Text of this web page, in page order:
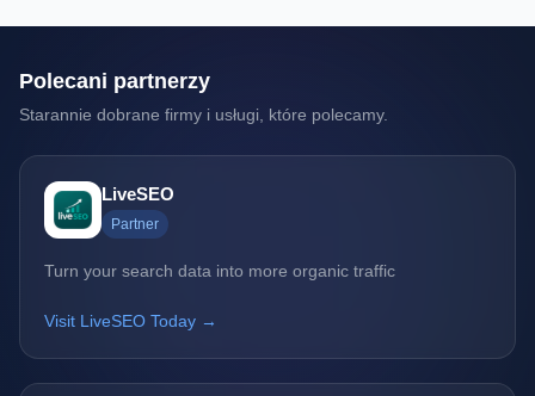
Polecani partnerzy
Starannie dobrane firmy i usługi, które polecamy.
LiveSEO
Partner
Turn your search data into more organic traffic
Visit LiveSEO Today →